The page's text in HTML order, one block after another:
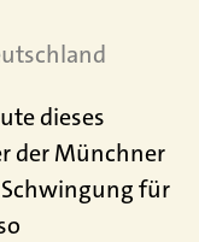
dieses
der Münchner
für